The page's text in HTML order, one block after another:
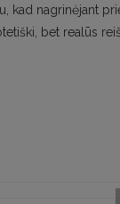
kad nagrinėjant
bet realūs